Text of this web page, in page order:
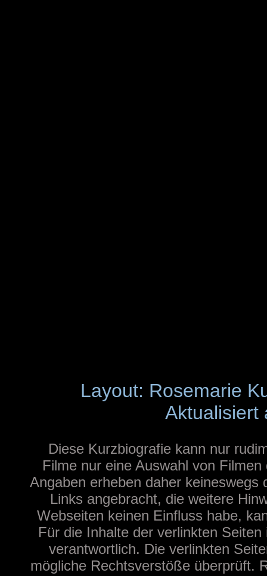
Layout: Rosemarie
Aktualisiert
Diese Kurzbiografie kann nur
Filme nur eine Auswahl von
Angaben erheben daher
Links angebracht, die weitere
Webseiten keinen Einfluss habe,
Für die Inhalte der verlinkten
verantwortlich. Die verlinkten
mögliche Rechtsverstöße überprüft.